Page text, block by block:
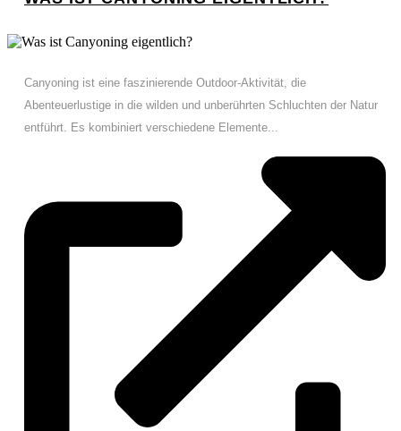
Canyoning ist eine faszinierende Outdoor-Aktivität, die
Abenteuerlustige in die wilden und unberührten Schluchten der Natur
entführt. Es kombiniert verschiedene Elemente...